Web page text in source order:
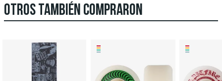
OTROS TAMBIÉN COMPRARON